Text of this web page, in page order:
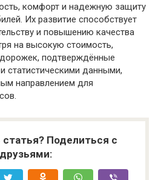
комфорт и надежную защиту
Их развитие способствует
и повышению качества
на высокую стоимость,
подтверждённые
статистическими данными,
направлением для
Поделиться с
друзьями: